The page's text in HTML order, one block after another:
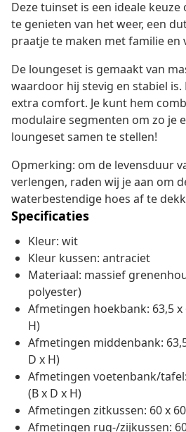
Deze tuinset is een ideale
te genieten van het weer, een
praatje te maken met familie en
De loungeset is gemaakt van
waardoor hij stevig en stabiel is.
extra comfort. Je kunt hem
modulaire segmenten om zo je
loungeset samen te stellen!
Opmerking: om de levensduur
verlengen, raden wij je aan om
waterbestendige hoes af te
Specificaties
Kleur: wit
Kleur kussen: antraciet
Materiaal: massief
polyester)
Afmetingen hoekbank: 63,5 x
H)
Afmetingen middenbank:
D x H)
Afmetingen voetenbank/tafel:
(B x D x H)
Afmetingen zitkussen: 60 x
Afmetingen rug-/zijkussen: